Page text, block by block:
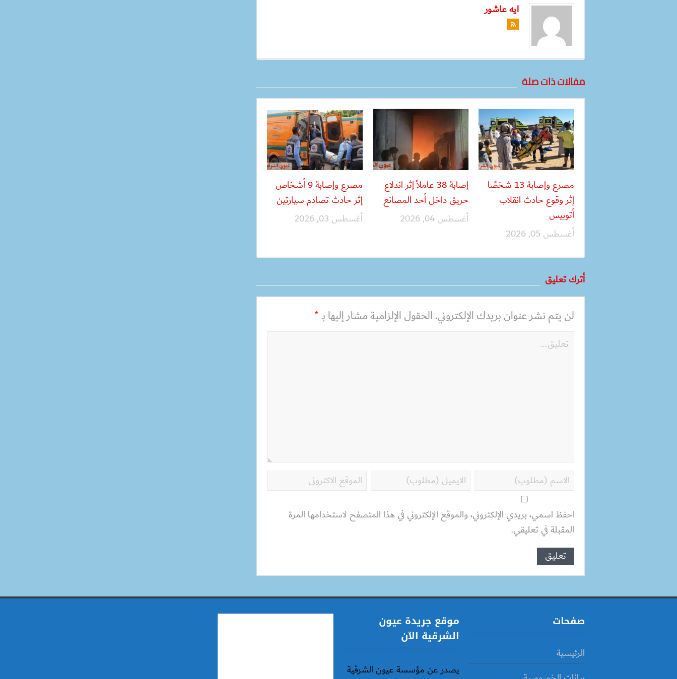
ايه عاشور
مقالات ذات صلة
مصرع وإصابة 13 شخصًا
إثر وقوع حادث انقلاب
أتوبيس
أغسطس 05, 2026
إصابة 38 عاملاً إثر اندلاع
حريق داخل أحد المصانع
أغسطس 04, 2026
مصرع وإصابة 9 أشخاص
إثر حادث تصادم سيارتين
أغسطس 03, 2026
أترك تعليق
لن يتم نشر عنوان بريدك الإلكتروني.الحقول الإلزامية مشار إليها بـ*
احفظ اسمي، بريدي الإلكتروني، والموقع الإلكتروني في هذا المتصفح لاستخدامها المرة
المقبلة في تعليقي.
صفحات
الرئيسية
موقع جريدة عيون
الشرقية الآن
يصدر عن مؤسسة عيون الشرقية